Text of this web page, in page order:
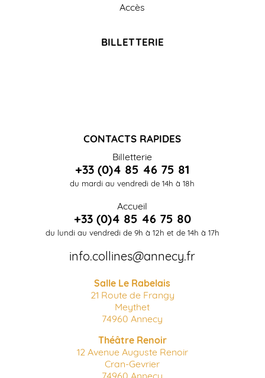
Accès
BILLETTERIE
CONTACTS RAPIDES
Billetterie
+33 (0)4 85 46 75 81
du mardi au vendredi de 14h à 18h
Accueil
+33 (0)4 85 46 75 80
du lundi au vendredi de 9h à 12h et de 14h à 17h
info.collines@annecy.fr
Salle Le Rabelais
21 Route de Frangy
Meythet
74960 Annecy
Théâtre Renoir
12 Avenue Auguste Renoir
Cran-Gevrier
74960 Annecy